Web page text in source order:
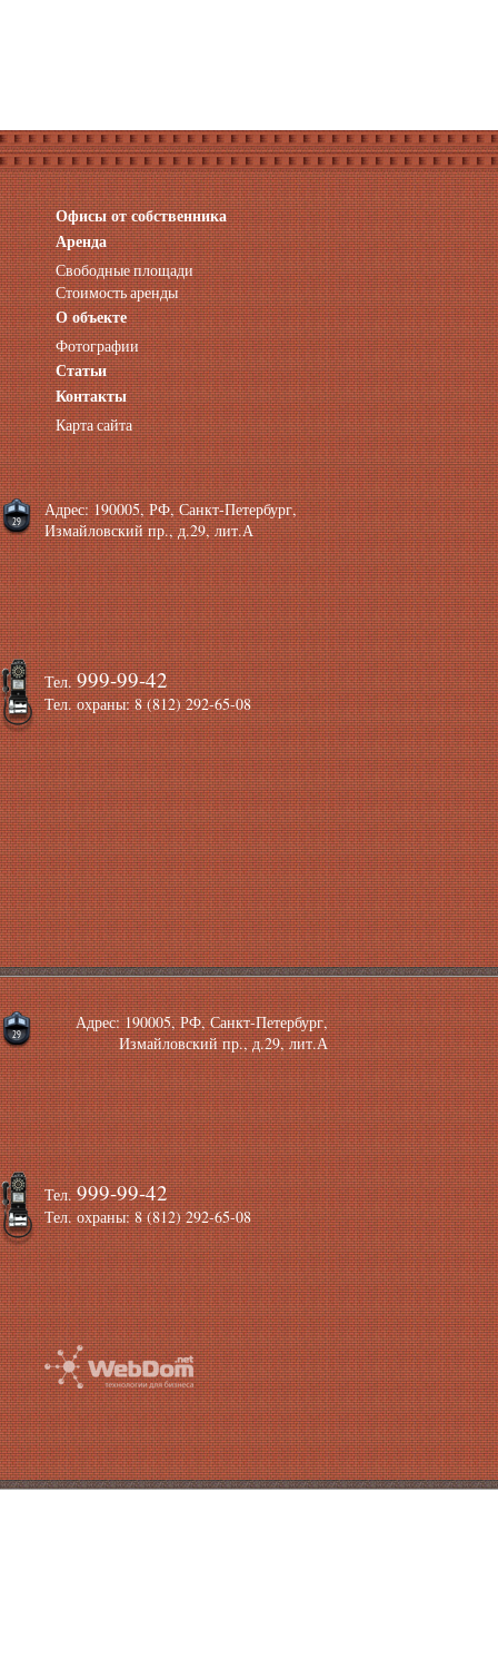
Офисы от собственника
Аренда нежилых помещений
Аренда помещений от собственника
Аренда конференц-зала СПб
Офисы у метро
Офисы в Адмиралтейском районе
Помещения с отдельным входом
Небольшие офисы
Аренда офиса около метро
Снять помещение у метро
Аренда помещений у метро
Аренда помещений район Адмиралтейский
Аренда офиса Технологический институт
Аренда помещений Фрунзенская
Аренда
Свободные площади
Стоимость аренды
О объекте
Фотографии
Статьи
Контакты
Карта сайта
Тел.999-99-42
Тел. охраны: 8 (812) 292-65-08
Адрес: 190005, РФ, Санкт-Петербург,
Измайловский пр., д.29, лит.А
Тел.999-99-42
Тел. охраны: 8 (812) 292-65-08
Адрес: 190005, РФ, Санкт-Петербург,
Измайловский пр., д.29, лит.А